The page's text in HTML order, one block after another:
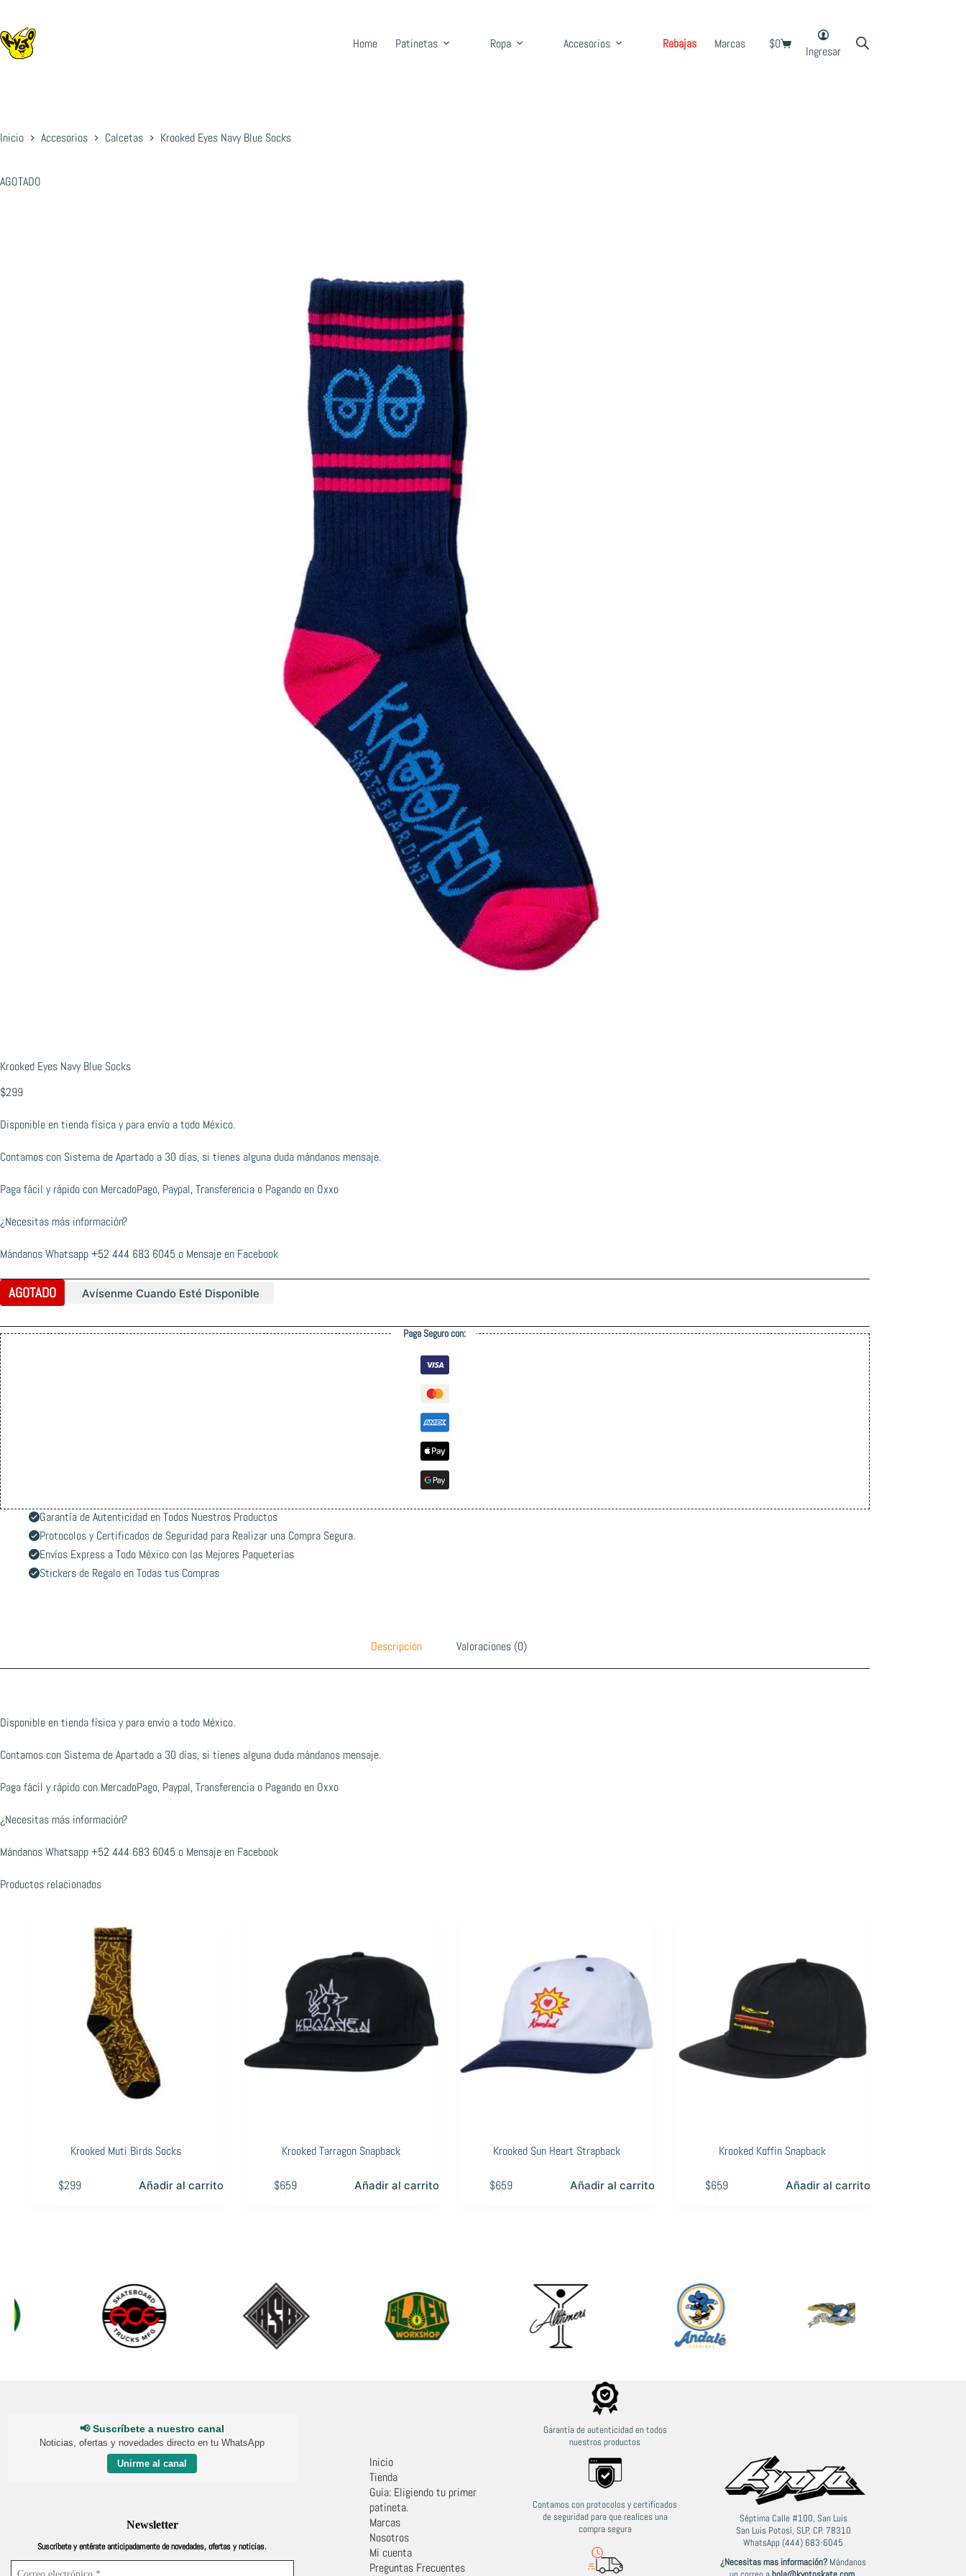
contenido
Home Patinetas Ropa Accesorios Rebajas Marcas
Shopping
$0
Ingresar
Inicio Accesorios Calcetas Krooked Eyes Navy Blue Socks
AGOTADO
Krooked Eyes Navy Blue Socks
$299
Disponible en tienda física y para envío a todo México.
Contamos con Sistema de Apartado a 30 días, si tienes alguna duda mándanos mensaje.
Paga fácil y rápido con MercadoPago, Paypal, Transferencia o Pagando en Oxxo
¿Necesitas más información?
Mándanos Whatsapp+52 444 683 6045 o Mensaje en Facebook
AGOTADO Avísenme Cuando Esté Disponible
Paga Seguro con:
Garantía de Autenticidad en Todos Nuestros Productos
Protocolos y Certificados de Seguridad para Realizar una Compra Segura.
Envíos Express a Todo México con las Mejores Paqueterías
Stickers de Regalo en Todas tus Compras
Descripción Valoraciones (0)
Disponible en tienda física y para envío a todo México.
Contamos con Sistema de Apartado a 30 días, si tienes alguna duda mándanos mensaje.
Paga fácil y rápido con MercadoPago, Paypal, Transferencia o Pagando en Oxxo
¿Necesitas más información?
Mándanos Whatsapp+52 444 683 6045 o Mensaje en Facebook
Productos relacionados
Krooked Muti Birds Socks
$299 Añadir al carrito
Krooked Tarragon Snapback
$659 Añadir al carrito
Krooked Sun Heart Strapback
$659 Añadir al carrito
Krooked Koffin Snapback
$659 Añadir al carrito
📢 Suscríbete a nuestro canal
Noticias, ofertas y novedades directo en tu WhatsApp
Unirme al canal
Newsletter
Suscríbete y entérate anticipadamente de novedades, ofertas y noticias.
Inicio
Tienda
Guía: Eligiendo tu primer
patineta.
Marcas
Nosotros
Mi cuenta
Preguntas Frecuentes
Garantía de autenticidad en todos
nuestros productos
Contamos con protocolos y certificados
de seguridad para que realices una
compra segura
Séptima Calle #100, San Luis
San Luis Potosí, SLP, CP. 78310
WhatsApp (444) 683-6045
¿Necesitas mas información? Mándanos